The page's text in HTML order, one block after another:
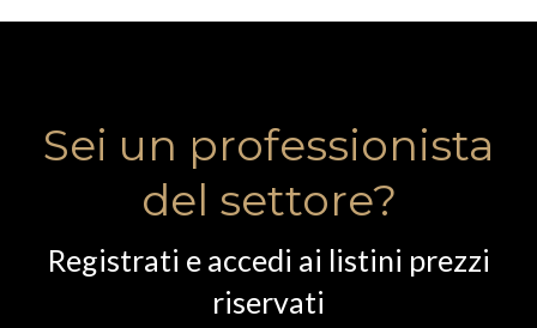
Sei un professionista
del settore?
Registrati e accedi ai listini prezzi
riservati